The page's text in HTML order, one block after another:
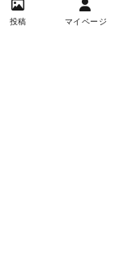
投稿 マイページ